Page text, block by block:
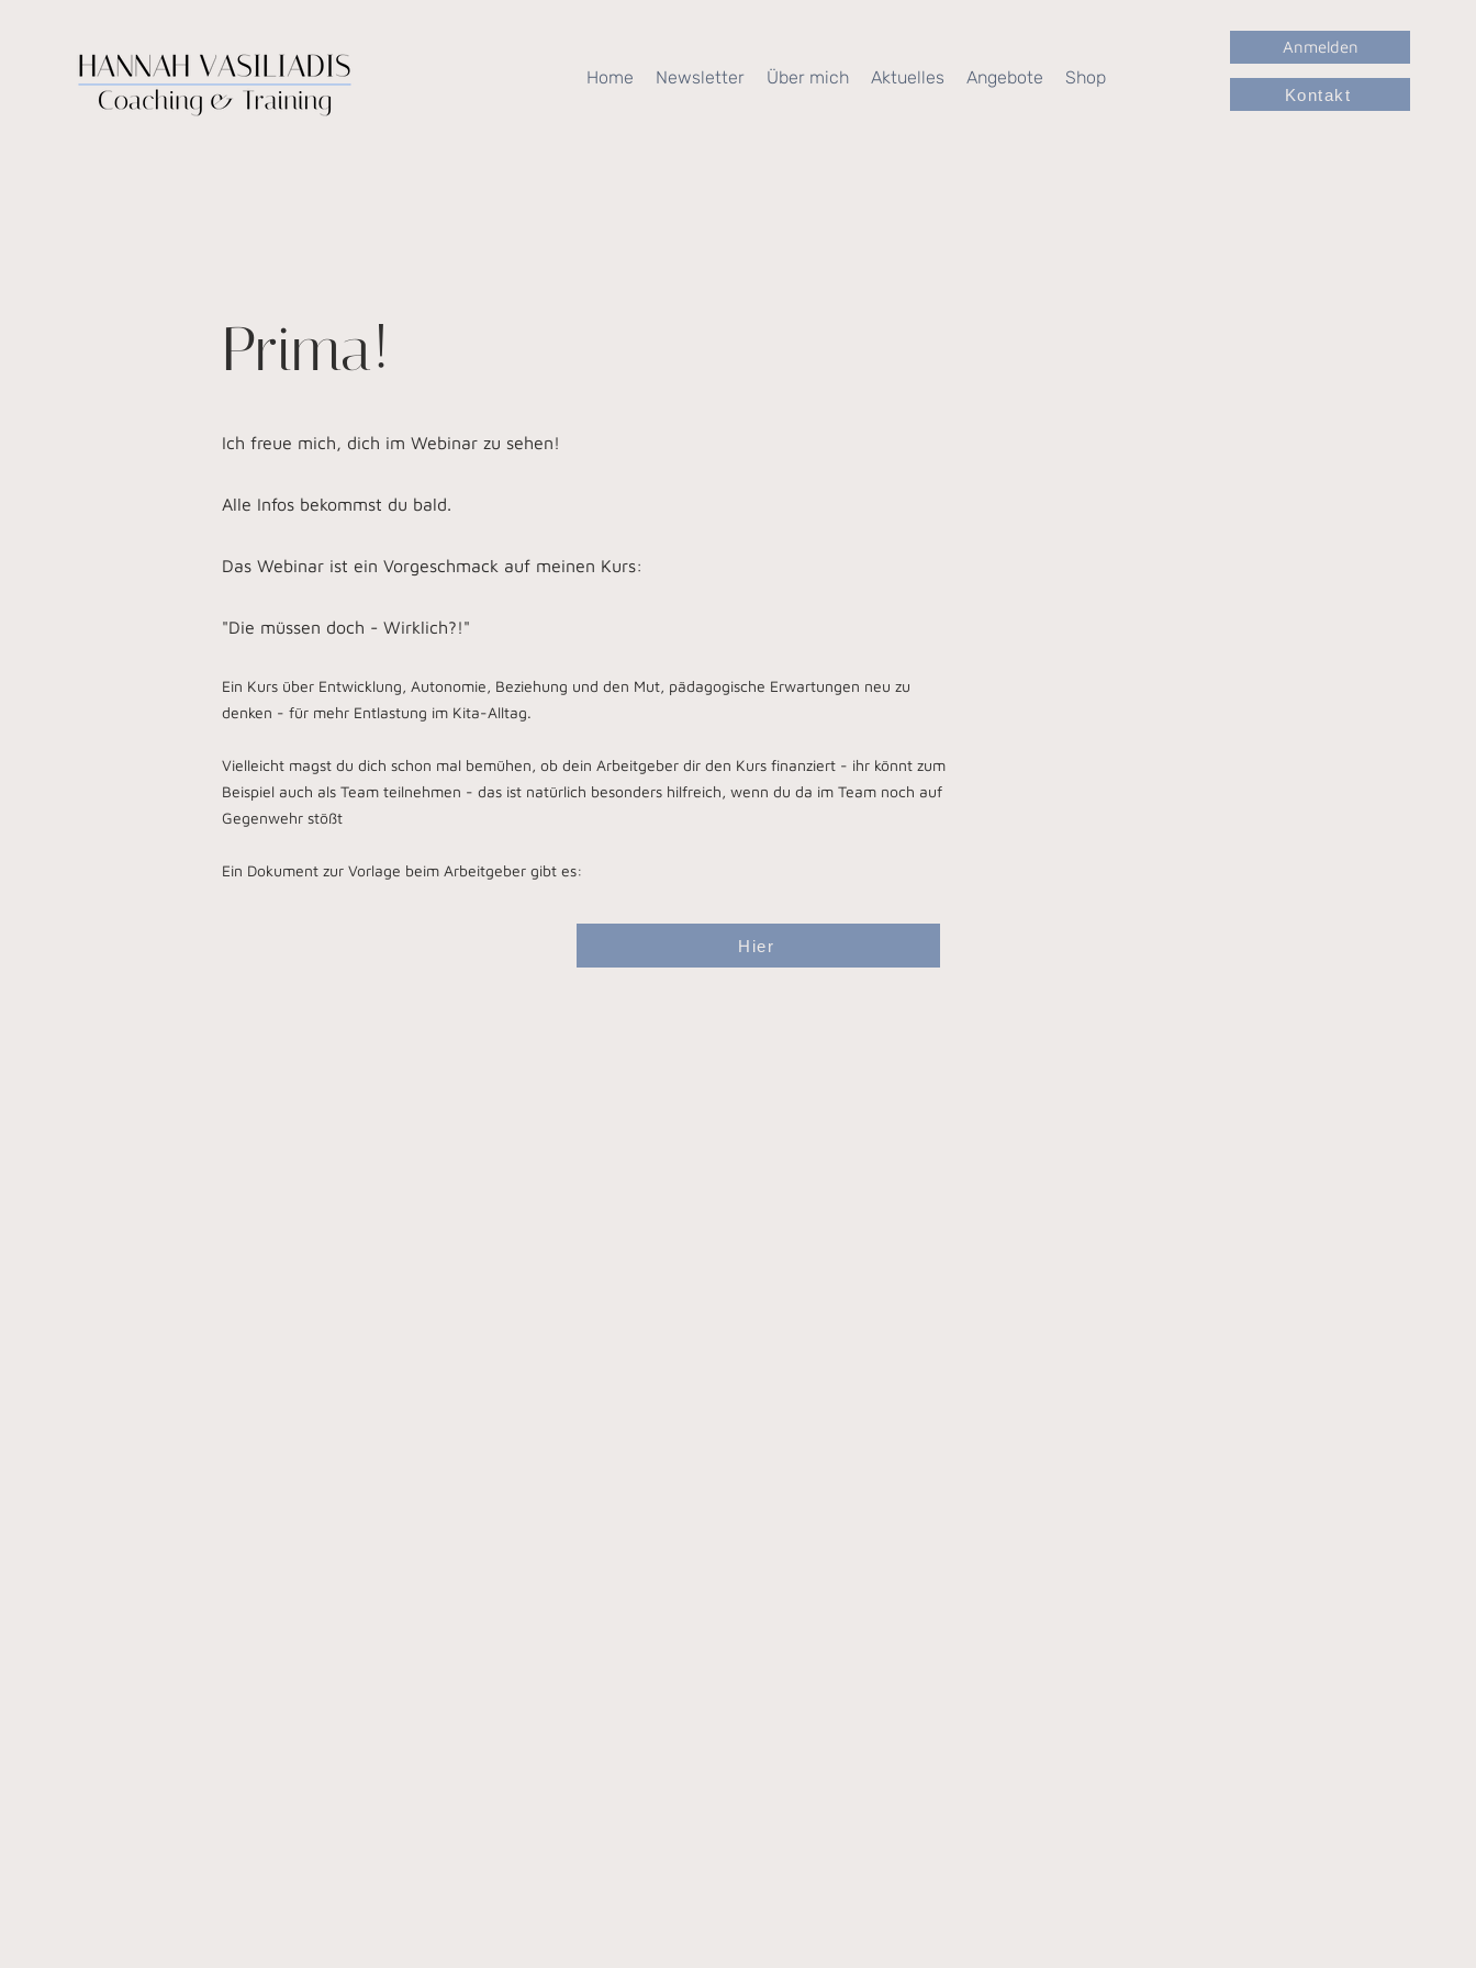
Home Newsletter Über mich Aktuelles Angebote Shop
Anmelden
Kontakt
Prima!
Ich freue mich, dich im Webinar zu sehen!
Alle Infos bekommst du bald.
Das Webinar ist ein Vorgeschmack auf meinen Kurs:
"Die müssen doch - Wirklich?!"
Ein Kurs über Entwicklung, Autonomie, Beziehung und den Mut, pädagogische Erwartungen neu zu
denken - für mehr Entlastung im Kita-Alltag.
Vielleicht magst du dich schon mal bemühen, ob dein Arbeitgeber dir den Kurs finanziert - ihr könnt zum
Beispiel auch als Team teilnehmen - das ist natürlich besonders hilfreich, wenn du da im Team noch auf
Gegenwehr stößt
Ein Dokument zur Vorlage beim Arbeitgeber gibt es:
Hier